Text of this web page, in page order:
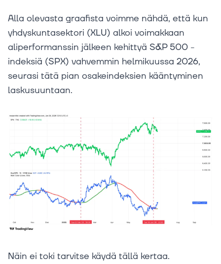
Alla olevasta graafista voimme nähdä, että kun
yhdyskuntasektori (XLU) alkoi voimakkaan
aliperformanssin jälkeen kehittyä S&P 500 -
indeksiä (SPX) vahvemmin helmikuussa 2026,
seurasi tätä pian osakeindeksien kääntyminen
laskusuuntaan.
Näin ei toki tarvitse käydä tällä kertaa.